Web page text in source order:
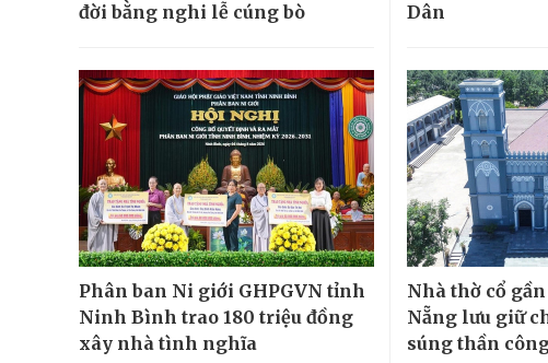
đời bằng nghi lễ cúng bò
Dân
Phân ban Ni giới GHPGVN tỉnh
Ninh Bình trao 180 triệu đồng
xây nhà tình nghĩa
Nhà thờ cổ
Nẵng lưu giữ
súng thần